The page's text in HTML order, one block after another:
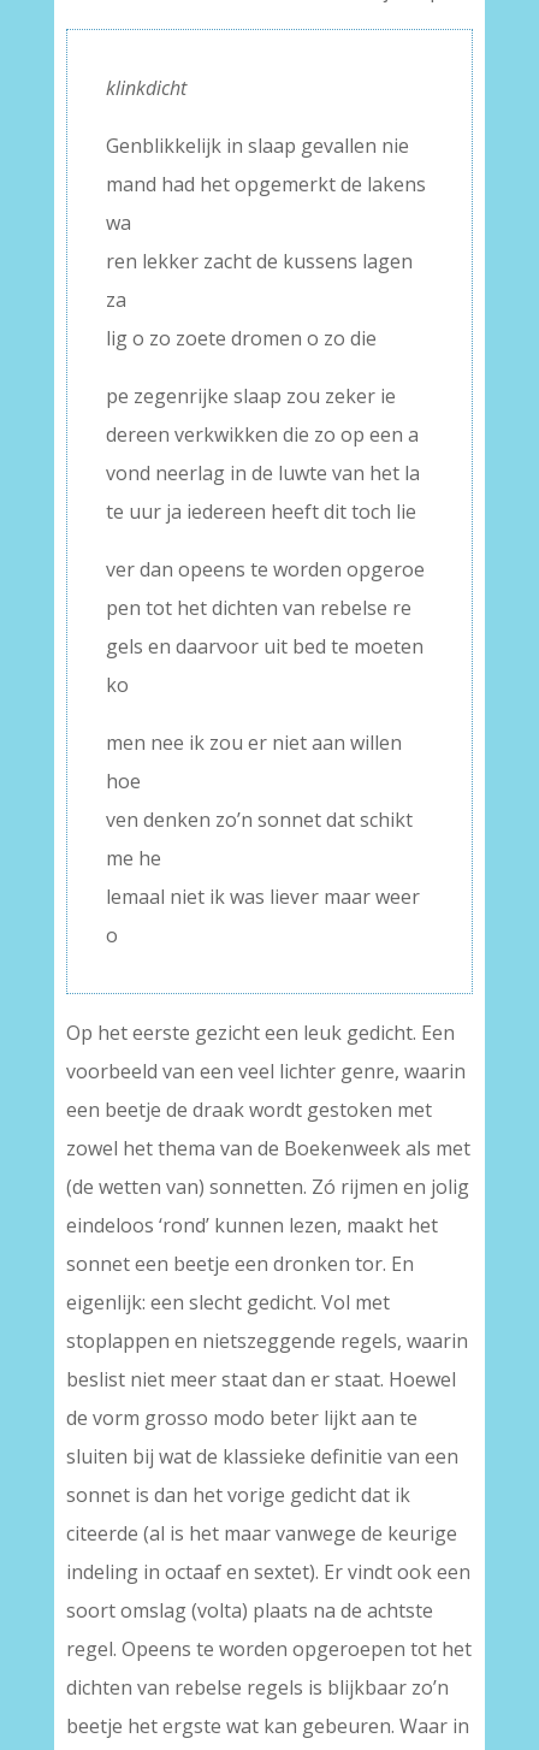
klinkdicht
Genblikkelijk in slaap gevallen nie
mand had het opgemerkt de lakens
wa
ren lekker zacht de kussens lagen
za
lig o zo zoete dromen o zo die
pe zegenrijke slaap zou zeker ie
dereen verkwikken die zo op een a
vond neerlag in de luwte van het la
te uur ja iedereen heeft dit toch lie
ver dan opeens te worden opgeroe
pen tot het dichten van rebelse re
gels en daarvoor uit bed te moeten
ko
men nee ik zou er niet aan willen
hoe
ven denken zo’n sonnet dat schikt
me he
lemaal niet ik was liever maar weer
o
Op het eerste gezicht een leuk gedicht. Een
voorbeeld van een veel lichter genre, waarin
een beetje de draak wordt gestoken met
zowel het thema van de Boekenweek als met
(de wetten van) sonnetten. Zó rijmen en jolig
eindeloos ‘rond’ kunnen lezen, maakt het
sonnet een beetje een dronken tor. En
eigenlijk: een slecht gedicht. Vol met
stoplappen en nietszeggende regels, waarin
beslist niet meer staat dan er staat. Hoewel
de vorm grosso modo beter lijkt aan te
sluiten bij wat de klassieke definitie van een
sonnet is dan het vorige gedicht dat ik
citeerde (al is het maar vanwege de keurige
indeling in octaaf en sextet). Er vindt ook een
soort omslag (volta) plaats na de achtste
regel. Opeens te worden opgeroepen tot het
dichten van rebelse regels is blijkbaar zo’n
beetje het ergste wat kan gebeuren. Waar in